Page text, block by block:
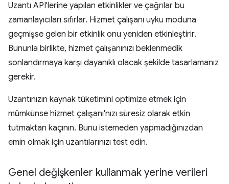
Uzantı API'lerine yapılan etkinlikler ve çağrılar bu
zamanlayıcıları sıfırlar. Hizmet çalışanı uyku moduna
geçmişse gelen bir etkinlik onu yeniden etkinleştirir.
Bununla birlikte, hizmet çalışanınızı beklenmedik
sonlandırmaya karşı dayanıklı olacak şekilde tasarlamanız
gerekir.
Uzantınızın kaynak tüketimini optimize etmek için
mümkünse hizmet çalışanı'nızı süresiz olarak etkin
tutmaktan kaçının. Bunu istemeden yapmadığınızdan
emin olmak için uzantılarınızı test edin.
Genel değişkenler kullanmak yerine verileri